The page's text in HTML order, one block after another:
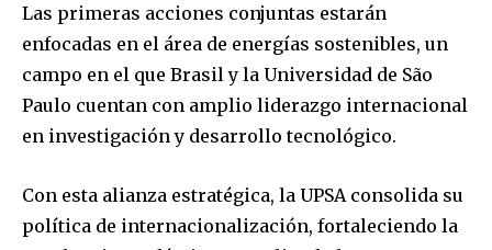
Join our community of
SUBSCRIBERS and be part of the
conversation.
To subscribe, simply enter your email address on our website
or click the subscribe button below. Don't worry, we respect
safe with us.
Las primeras acciones conjuntas estarán
enfocadas en el área de energías sostenibles, un
campo en el que Brasil y la Universidad de São
Paulo cuentan con amplio liderazgo internacional
en investigación y desarrollo tecnológico.
Con esta alianza estratégica, la UPSA consolida su
política de internacionalización, fortaleciendo la